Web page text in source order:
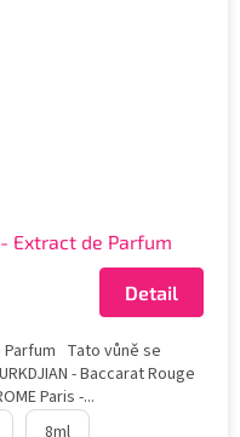
Extract de Parfum
Detail
Parfum Tato vůně se
- Baccarat Rouge
Paris -...
8ml